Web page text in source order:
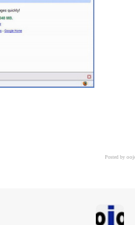
Posted by